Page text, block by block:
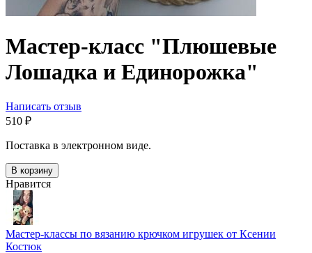
Мастер-класс "Плюшевые
Лошадка и Единорожка"
Написать отзыв
‍510‍ ₽
Поставка в электронном виде.
В корзину
Нравится
Мастер-классы по вязанию крючком игрушек от Ксении
Костюк